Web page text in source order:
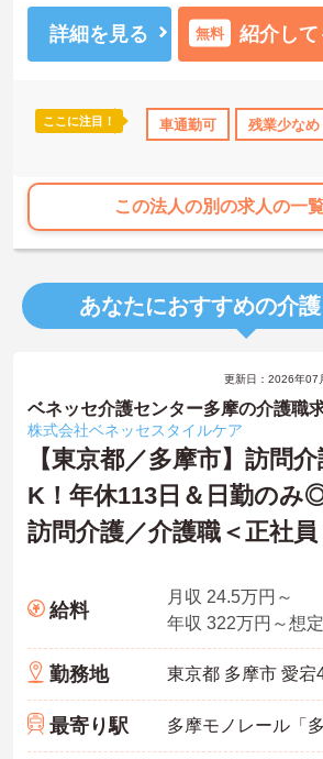
格OK 社会保険完備 交通費支給
年2回に加え、日々の努力や売上への寄与を評
されるため、高いモチベーションを保ちなが
す。さらに、清潔感があれば髪色やネイルな
い研修体制を通じて働きながらスキルアップ
す。年間17日のリフレッシュ休暇や定年後の
★おすすめPOINT★
【チーム全体で情報を共有し、一人で抱え込
め、お客様の変化や業務連絡を細やかに把握
・困った時もすぐに相談してフォローし合え
で、安心して業務に取り組むことが期待できま
・賞与年2回に加え、施設運営への貢献やチ
別報酬が支給される仕組みがあります。
・目に見える形で日々の努力がしっかりと還
モチベーションを保ちながら将来的な昇給を
【自分らしいスタイルを大切にしながら、無
・清潔感と節度があれば髪色やネイルなどの
きる環境で、心身のゆとりを維持できます。
【手厚い資格取得支援や継続雇用制度で、将
す】
・勤務時間内で受講可能な資格取得サポート
め、働きながら着実に認知症ケアの専門性を
・65歳の定年後も70歳まで勤務可能な再雇用
り、一つの職場で安定して長く活躍し続ける
詳細を見る 無料 紹介して
ここに注目！ 車通勤可 残業少なめ
この法人の別の求人の一
あなたにおすすめの介
更新日：2026年07
ベネッセ介護センター多摩の介護職
株式会社ベネッセスタイルケア
【東京都／多摩市】訪問
K！年休113日＆日勤の
訪問介護／介護職＜正社員
給料
月収 24.5万円～
年収 322万円～想
勤務地
最寄り駅